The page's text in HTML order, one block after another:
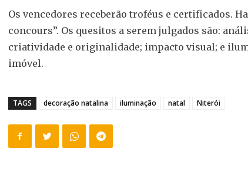
Os vencedores receberão troféus e certificados.
concours”. Os quesitos a serem julgados são:
criatividade e originalidade; impacto visual; e
imóvel.
TAGS decoração natalina iluminação natal Niterói